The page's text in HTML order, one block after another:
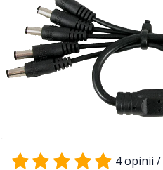
4 opinii /